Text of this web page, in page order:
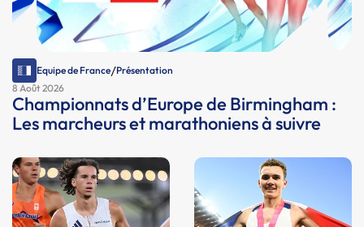
Equipe de France/Présentation
8 Août 2026
Championnats d’Europe de Birmingham :
Les marcheurs et marathoniens à suivre